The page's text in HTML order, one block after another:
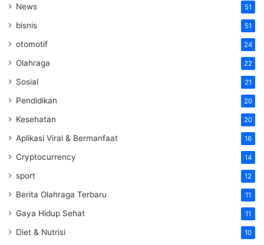
News 51
bisnis 51
otomotif 24
Olahraga 22
Sosial 21
Pendidikan 20
Kesehatan 20
Aplikasi Viral & Bermanfaat 16
Cryptocurrency 14
sport 12
Berita Olahraga Terbaru 11
Gaya Hidup Sehat 11
Diet & Nutrisi 10